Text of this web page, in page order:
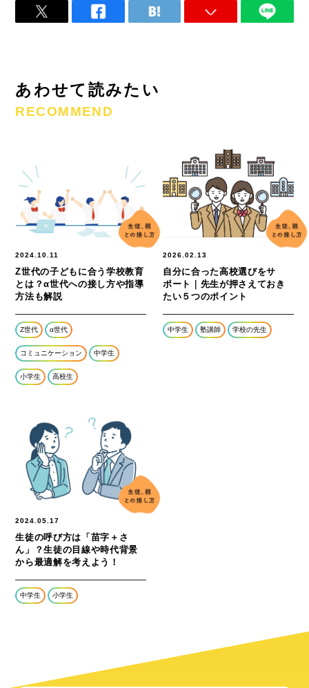
あわせて読みたい
RECOMMEND
2024.10.11
Z世代の子どもに合う学校教育
とは？α世代への接し方や指導
方法も解説
Z世代 α世代
コミュニケーション 中学生
小学生 高校生
2026.02.13
自分に合った高校選びをサ
ポート｜先生が押さえておき
たい５つのポイント
中学生 塾講師 学校の先生
2024.05.17
生徒の呼び方は「苗字＋さ
ん」？生徒の目線や時代背景
から最適解を考えよう！
中学生 小学生